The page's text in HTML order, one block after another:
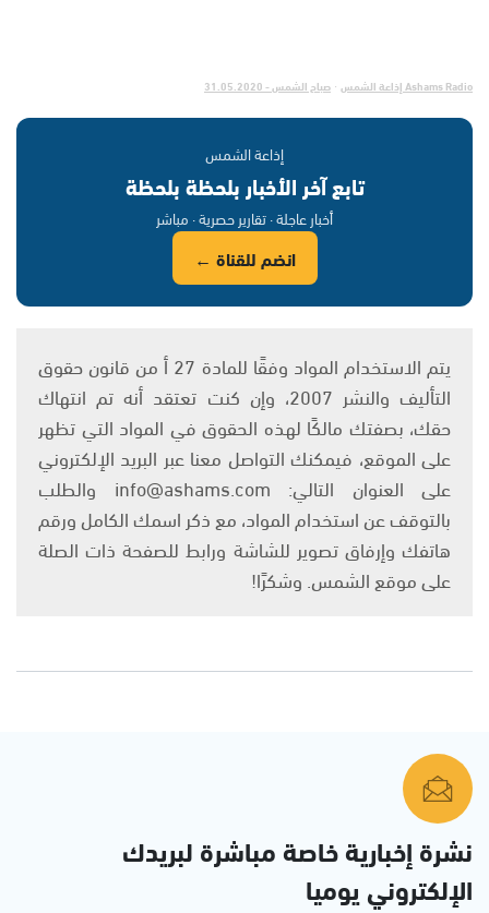
Ashams Radio إذاعة الشمس · صباح الشمس - 31.05.2020
إذاعة الشمس
تابع آخر الأخبار بلحظة بلحظة
أخبار عاجلة · تقارير حصرية · مباشر
انضم للقناة ←
يتم الاستخدام المواد وفقًا للمادة 27 أ من قانون حقوق
التأليف والنشر 2007، وإن كنت تعتقد أنه تم انتهاك
حقك، بصفتك مالكًا لهذه الحقوق في المواد التي تظهر
على الموقع، فيمكنك التواصل معنا عبر البريد الإلكتروني
على العنوان التالي: info@ashams.com والطلب
بالتوقف عن استخدام المواد، مع ذكر اسمك الكامل ورقم
هاتفك وإرفاق تصوير للشاشة ورابط للصفحة ذات الصلة
على موقع الشمس. وشكرًا!
نشرة إخبارية خاصة مباشرة لبريدك
الإلكتروني يوميا